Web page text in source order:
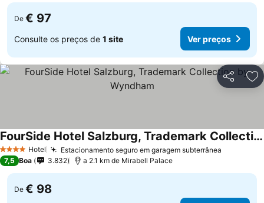
De € 97
Consulte os preços de 1 site Ver preços
Partilhar
4 EstrelasHotel Estacionamento seguro em garagem subterrânea
FourSide Hotel Salzburg, Trademark Collection by Wyndham
7,5 Boa 3.832 a 2.1 km de Mirabell Palace
De € 98